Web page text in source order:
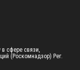
в сфере связи,
(Роскомнадзор) Рег.